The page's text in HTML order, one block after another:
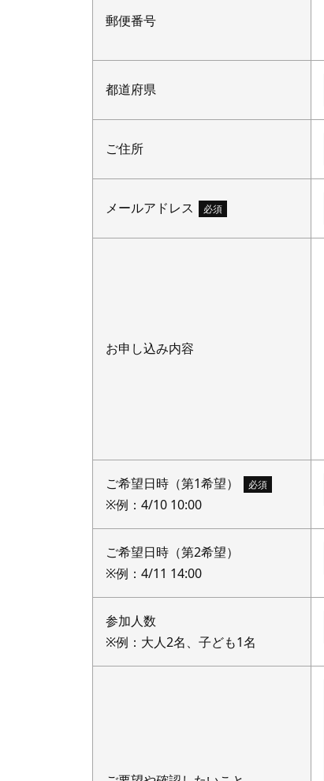
郵便番号
都道府県
ご住所
メールアドレス 必須
お申し込み内容
ご希望日時（第1希望） 必須
※例：4/10 10:00
ご希望日時（第2希望）
※例：4/11 14:00
参加人数
※例：大人2名、子ども1名